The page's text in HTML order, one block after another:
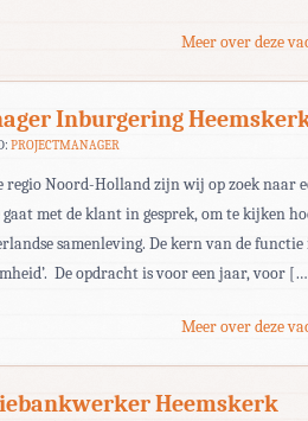
Meer over deze
Inburgering
PROJECTMANAGER
regio Noord-Holland zijn wij op zoek naar
met de klant in gesprek, om te kijken
samenleving. De kern van de functie
De opdracht is voor een jaar, voor
Meer over deze
Heemskerk